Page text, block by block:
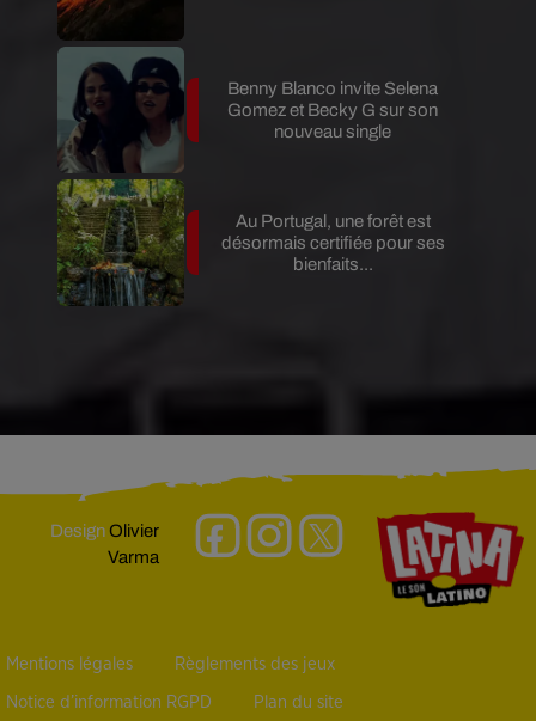
Benny Blanco invite Selena
Gomez et Becky G sur son
nouveau single
Au Portugal, une forêt est
désormais certifiée pour ses
bienfaits...
DesignOlivier
Varma
Mentions légales Règlements des jeux
Notice d’information RGPD Plan du site